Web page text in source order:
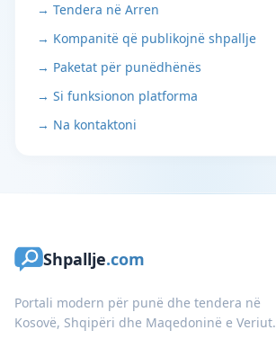
→ Tendera në Arren
→ Kompanitë që publikojnë shpallje
→ Paketat për punëdhënës
→ Si funksionon platforma
→ Na kontaktoni
Shpallje.com
Portali modern për punë dhe tendera në
Kosovë, Shqipëri dhe Maqedoninë e Veriut.